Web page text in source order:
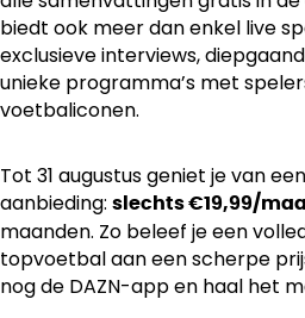
biedt ook meer dan enkel live
exclusieve interviews,
unieke programma’s met
voetbaliconen.
Tot 31 augustus geniet je van
aanbieding: slechts €19,99/
maanden. Zo beleef je een
topvoetbal aan een scherpe
nog de DAZN-app en haal het